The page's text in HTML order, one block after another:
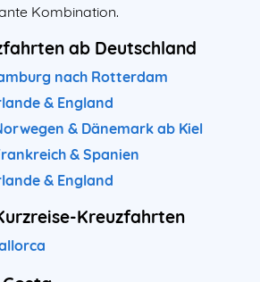
Kombination.
ab Deutschland
nach Rotterdam
& England
& Dänemark ab Kiel
& Spanien
& England
Kreuzfahrten